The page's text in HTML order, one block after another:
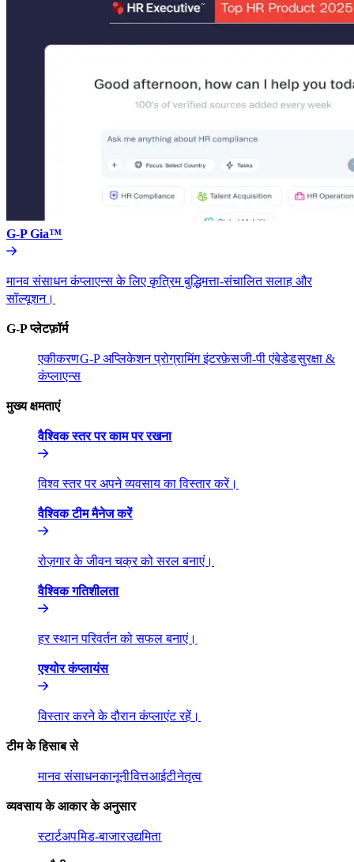
G-P Gia™​​
मानव संसाधन कंप्लाएन्स के लिए कृत्रिम बुद्धिमत्ता-संचालित सलाह और
सॉल्यूशन।​​
G-P प्लेटफ़ॉर्म​​
एकीकरण​​G-P अप्लिकेशन प्रोग्रामिंग इंटरफ़ेस​​जी-पी एंबेडेड​​सुरक्षा &
कंप्लाएन्स​​
मुख्य क्षमताएं​​
वैश्विक स्तर पर काम पर रखना​​
विश्व स्तर पर अपने व्यवसाय का विस्तार करें।​​
वैश्विक टीम मैनेज करें​​
रोज़गार के जीवन चक्र को सरल बनाएं।​​
वैश्विक गतिशीलता​​
हर स्थान परिवर्तन को सफल बनाएं।​​
एश्योर कंप्लायंस​​
विस्तार करने के दौरान कंप्लाएंट रहें।​​
टीम के हिसाब से​​
मानव संसाधन​​कानूनी​​वित्त​​आईटी​​नेतृत्व​​
व्यवसाय के आकार के अनुसार​​
स्टार्टअप​​मिड-बाजार​​उद्यमिता​​